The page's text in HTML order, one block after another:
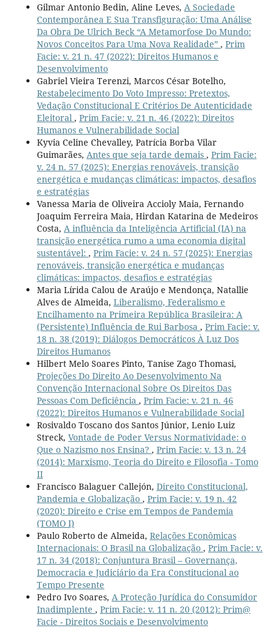
Gilmar Antonio Bedin, Aline Leves, A Sociedade
Contemporânea E Sua Transfiguração: Uma Análise
Da Obra De Ulrich Beck “A Metamorfose Do Mundo:
Novos Conceitos Para Uma Nova Realidade” , Prim
Facie: v. 21 n. 47 (2022): Direitos Humanos e
Desenvolvimento
Gabriel Vieira Terenzi, Marcos César Botelho,
Restabelecimento Do Voto Impresso: Pretextos,
Vedação Constitucional E Critérios De Autenticidade
Eleitoral , Prim Facie: v. 21 n. 46 (2022): Direitos
Humanos e Vulnerabilidade Social
Kyvia Celine Chevalley, Patrícia Borba Vilar
Guimarães, Antes que seja tarde demais , Prim Facie:
v. 24 n. 57 (2025): Energias renováveis, transição
energética e mudanças climáticas: impactos, desafios
e estratégias
Vanessa Maria de Oliveira Accioly Maia, Fernando
Joaquim Ferreira Maia, Hirdan Katarina de Medeiros
Costa, A influência da Inteligência Artificial (IA) na
transição energética rumo a uma economia digital
sustentável: , Prim Facie: v. 24 n. 57 (2025): Energias
renováveis, transição energética e mudanças
climáticas: impactos, desafios e estratégias
Maria Lírida Calou de Araújo e Mendonça, Natallie
Alves de Almeida, Liberalismo, Federalismo e
Encilhamento na Primeira República Brasileira: A
(Persistente) Influência de Rui Barbosa , Prim Facie: v.
18 n. 38 (2019): Diálogos Democráticos À Luz Dos
Direitos Humanos
Hilbert Melo Soares Pinto, Tanise Zago Thomasi,
Projeções Do Direito Ao Desenvolvimento Na
Convenção Internacional Sobre Os Direitos Das
Pessoas Com Deficiência , Prim Facie: v. 21 n. 46
(2022): Direitos Humanos e Vulnerabilidade Social
Rosivaldo Toscano dos Santos Júnior, Lenio Luiz
Streck, Vontade de Poder Versus Normatividade: o
Que o Nazismo nos Ensina? , Prim Facie: v. 13 n. 24
(2014): Marxismo, Teoria do Direito e Filosofia - Tomo
II
Francisco Balaguer Callejón, Direito Constitucional,
Pandemia e Globalização , Prim Facie: v. 19 n. 42
(2020): Direito e Crise em Tempos de Pandemia
(TOMO I)
Paulo Roberto de Almeida, Relações Econômicas
Internacionais: O Brasil na Globalização , Prim Facie: v.
17 n. 34 (2018): Conjuntura Brasil – Governança,
Democracia e Judiciário da Era Constitucional ao
Tempo Presente
Pedro Ivo Soares, A Proteção Jurídica do Consumidor
Inadimplente , Prim Facie: v. 11 n. 20 (2012): Prim@
Facie - Direitos Sociais e Desenvolvimento